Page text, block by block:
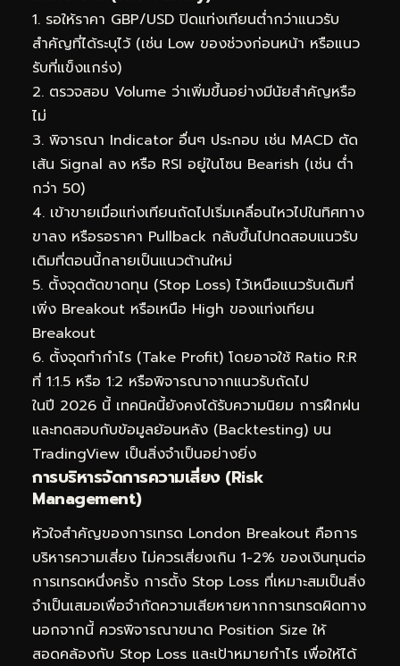
1. รอให้ราคา GBP/USD ปิดแท่งเทียนต่ำกว่าแนวรับ
สำคัญที่ได้ระบุไว้ (เช่น Low ของช่วงก่อนหน้า หรือแนว
รับที่แข็งแกร่ง)
2. ตรวจสอบ Volume ว่าเพิ่มขึ้นอย่างมีนัยสำคัญหรือ
ไม่
3. พิจารณา Indicator อื่นๆ ประกอบ เช่น MACD ตัด
เส้น Signal ลง หรือ RSI อยู่ในโซน Bearish (เช่น ต่ำ
กว่า 50)
4. เข้าขายเมื่อแท่งเทียนถัดไปเริ่มเคลื่อนไหวไปในทิศทาง
ขาลง หรือรอราคา Pullback กลับขึ้นไปทดสอบแนวรับ
เดิมที่ตอนนี้กลายเป็นแนวต้านใหม่
5. ตั้งจุดตัดขาดทุน (Stop Loss) ไว้เหนือแนวรับเดิมที่
เพิ่ง Breakout หรือเหนือ High ของแท่งเทียน
Breakout
6. ตั้งจุดทำกำไร (Take Profit) โดยอาจใช้ Ratio R:R
ที่ 1:1.5 หรือ 1:2 หรือพิจารณาจากแนวรับถัดไป
ในปี 2026 นี้ เทคนิคนี้ยังคงได้รับความนิยม การฝึกฝน
และทดสอบกับข้อมูลย้อนหลัง (Backtesting) บน
TradingView เป็นสิ่งจำเป็นอย่างยิ่ง
การบริหารจัดการความเสี่ยง (Risk
Management)
หัวใจสำคัญของการเทรด London Breakout คือการ
บริหารความเสี่ยง ไม่ควรเสี่ยงเกิน 1-2% ของเงินทุนต่อ
การเทรดหนึ่งครั้ง การตั้ง Stop Loss ที่เหมาะสมเป็นสิ่ง
จำเป็นเสมอเพื่อจำกัดความเสียหายหากการเทรดผิดทาง
นอกจากนี้ ควรพิจารณาขนาด Position Size ให้
สอดคล้องกับ Stop Loss และเป้าหมายกำไร เพื่อให้ได้